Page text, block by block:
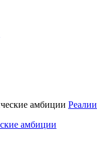
Реалии
амбиции